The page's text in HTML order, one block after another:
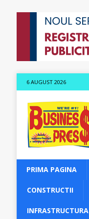
6 AUGUST 2026
PRIMA PAGINA
CONSTRUCTII
INFRASTRUCTURA